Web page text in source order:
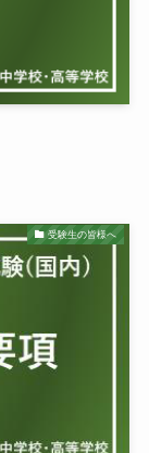
受験生の皆様へ